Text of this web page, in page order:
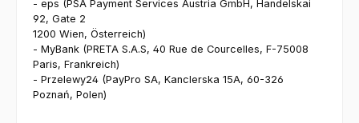
- eps (PSA Payment Services Austria GmbH, Handelskai
92, Gate 2
1200 Wien, Österreich)
- MyBank (PRETA S.A.S, 40 Rue de Courcelles, F-75008
Paris, Frankreich)
- Przelewy24 (PayPro SA, Kanclerska 15A, 60-326
Poznań, Polen)